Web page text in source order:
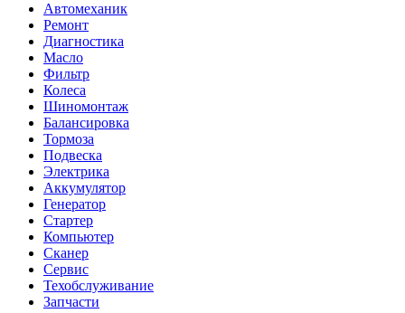
Автомеханик
Ремонт
Диагностика
Масло
Фильтр
Колеса
Шиномонтаж
Балансировка
Тормоза
Подвеска
Электрика
Аккумулятор
Генератор
Стартер
Компьютер
Сканер
Сервис
Техобслуживание
Запчасти